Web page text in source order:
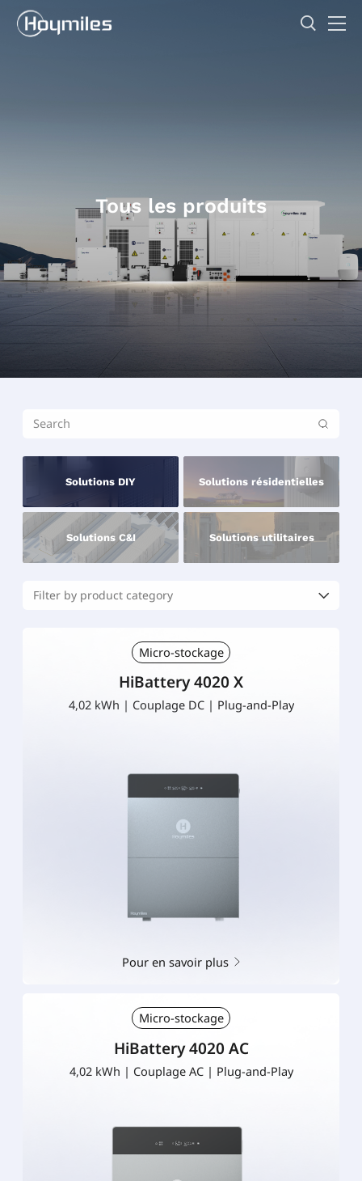
Tous les produits
Solutions DIY Solutions résidentielles
Solutions C&I Solutions utilitaires
Micro-stockage
HiBattery 4020 X
4,02 kWh | Couplage DC | Plug-and-Play
Pour en savoir plus
Micro-stockage
HiBattery 4020 AC
4,02 kWh | Couplage AC | Plug-and-Play